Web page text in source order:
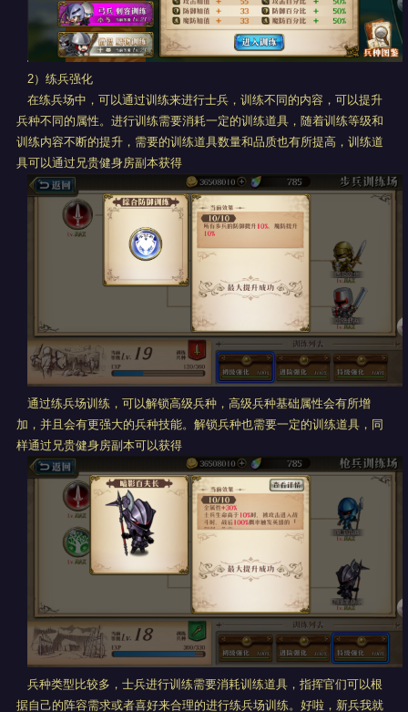
2）练兵强化
在练兵场中，可以通过训练来进行士兵，训练不同的内容，可以提升
兵种不同的属性。进行训练需要消耗一定的训练道具，随着训练等级和
训练内容不断的提升，需要的训练道具数量和品质也有所提高，训练道
具可以通过兄贵健身房副本获得
通过练兵场训练，可以解锁高级兵种，高级兵种基础属性会有所增
加，并且会有更强大的兵种技能。解锁兵种也需要一定的训练道具，同
样通过兄贵健身房副本可以获得
兵种类型比较多，士兵进行训练需要消耗训练道具，指挥官们可以根
据自己的阵容需求或者喜好来合理的进行练兵场训练。好啦，新兵我就